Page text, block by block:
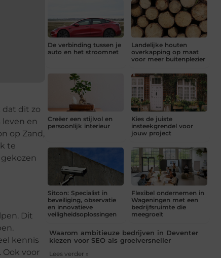
dat dit zo
en
op Zand,
te
Dit
kennis
voor
De verbinding tussen je
auto en het stroomnet
Landelijke houten
overkapping op maat
voor meer buitenplezier
Creëer een stijlvol en
persoonlijk interieur
Kies de juiste
insteekgrendel voor
jouw project
Sitcon: Specialist in
beveiliging, observatie
en innovatieve
veiligheidsoplossingen
Flexibel ondernemen in
Wageningen met een
bedrijfsruimte die
meegroeit
Waarom ambitieuze bedrijven in Deventer
kiezen voor SEO als groeiversneller
Lees verder »